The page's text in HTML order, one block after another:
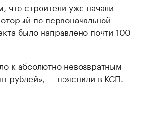
что строители уже начали
по первоначальной
было направлено почти 100
к абсолютно невозвратным
рублей», — пояснили в КСП.